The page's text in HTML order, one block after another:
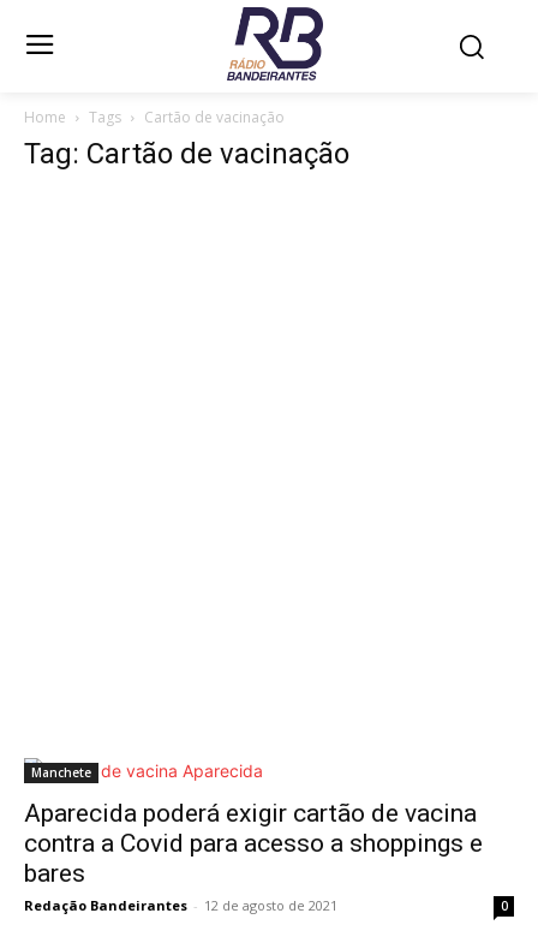
Home Tags Cartão de vacinação
Tag: Cartão de vacinação
Manchete
Aparecida poderá exigir cartão de vacina
contra a Covid para acesso a shoppings e
bares
Redação Bandeirantes - 12 de agosto de 2021 0